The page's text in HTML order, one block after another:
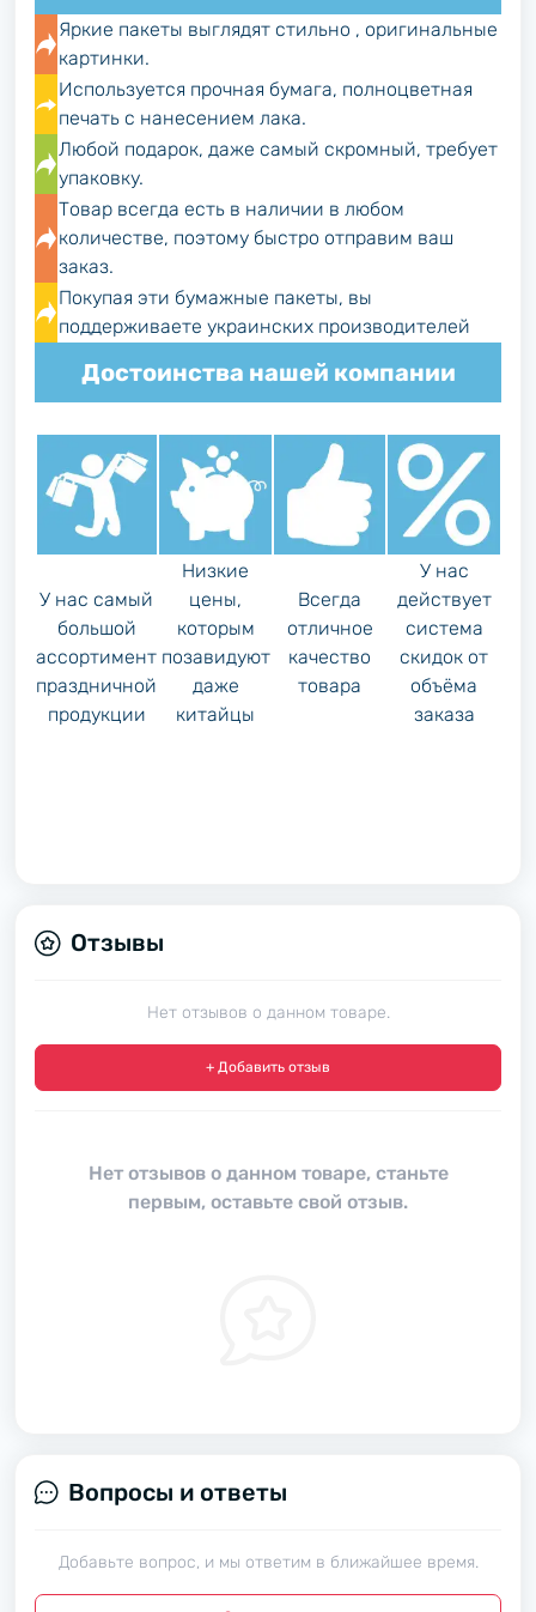
Яркие пакеты выглядят стильно , оригинальные
картинки.
Используется прочная бумага, полноцветная
печать с нанесением лака.
Любой подарок, даже самый скромный, требует
упаковку.
Товар всегда есть в наличии в любом
количестве, поэтому быстро отправим ваш
заказ.
Покупая эти бумажные пакеты, вы
поддерживаете украинских производителей
Достоинства нашей компании
У нас самый
большой
ассортимент
праздничной
продукции
Низкие
цены,
которым
позавидуют
даже
китайцы
Всегда
отличное
качество
товара
У нас
действует
система
скидок от
объёма
заказа
Отзывы
Нет отзывов о данном товаре.
+ Добавить отзыв
Нет отзывов о данном товаре, станьте
первым, оставьте свой отзыв.
Вопросы и ответы
Добавьте вопрос, и мы ответим в ближайшее время.